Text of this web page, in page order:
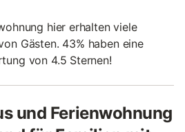
hier erhalten viele
Gästen. 43% haben eine
von 4.5 Sternen!
und Ferienwohnung